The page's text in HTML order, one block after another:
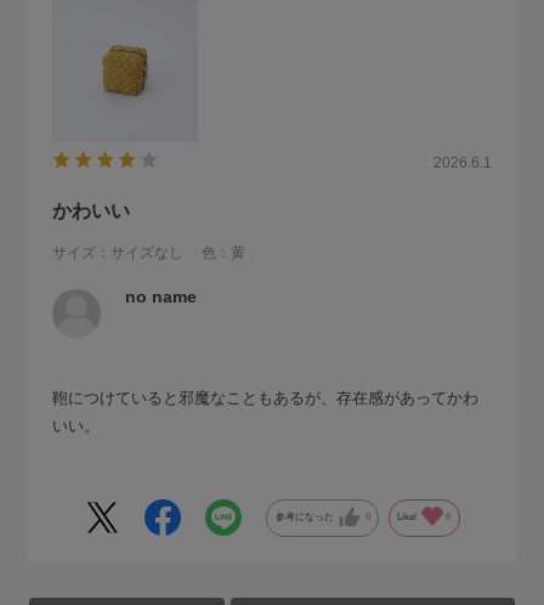
2026.6.1
かわいい
サイズ：サイズなし 色：黄
no name
鞄につけていると邪魔なこともあるが、存在感があってかわ
いい。
参考になった 0 Like! 0